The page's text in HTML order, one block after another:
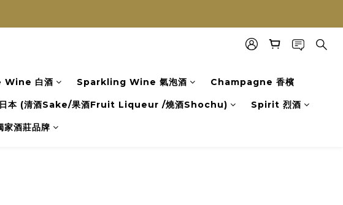
免費送貨
免費送貨
白酒 Sparkling Wine 氣泡酒 Champagne 香檳
日本 (清酒Sake/果酒Fruit Liqueur /燒酒Shochu) Spirit 烈酒
家酒莊品牌